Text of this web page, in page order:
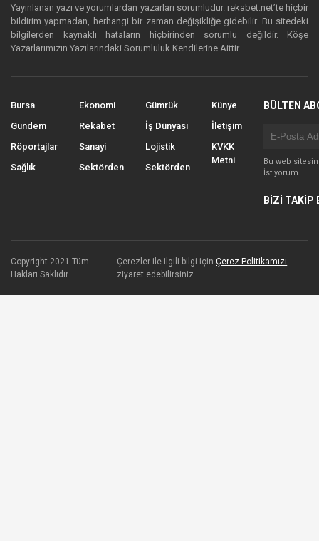
Yayınlanan yazı ve yorumlardan yazarları sorumludur. rekabet.net’te hiçbir
bildirim yapmadan, herhangi bir zaman değişikliğe gidebilir. Bu sitedeki
bilgilerden kaynaklı hataların hiçbirinden sorumlu değildir. Köşe
Yazarlarımızın Yazılarındaki Sorumluluk Kendilerine Aittir.
Bursa
Gündem
Röportajlar
Sağlık
Ekonomi
Rekabet
Sanayi
Sektörden
Gümrük
İş Dünyası
Lojistik
Sektörden
Künye
İletişim
KVKK
Metni
BÜLTEN
Bu web
İstiyorum
BİZİ TAKİP
Copyright 2021 Tüm
Hakları Saklıdır.
Çerezler ile ilgili bilgi içinÇerez Politikamızı
ziyaret edebilirsiniz.